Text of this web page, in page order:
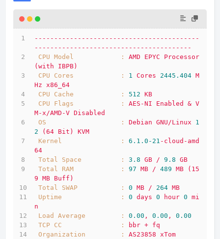
------------------------------------------
----------------------------------------
CPU Model            :
AMD EPYC
Processor
(with
IBPB)
CPU Cores            :
1 Cores 2445.404 M
Hz
x86_64
CPU Cache            :
512 KB
CPU Flags            :
AES-NI Enabled & V
M-x/AMD-V Disabled
OS                   :
Debian GNU/Linux
1
2
(64 Bit)
KVM
Kernel               :
6.1 .0 -21 -cloud-amd
64
Total Space          :
3.8 GB / 9.8 GB
Total RAM            :
97 MB / 489 MB
(15
9 MB Buff)
Total SWAP           :
0 MB / 264 MB
Uptime               :
0 days 0 hour 0 mi
n
Load Average         :
0.00 , 0.00 ,
0.00
TCP CC               :
bbr + fq
Organization         :
AS23858
xTom